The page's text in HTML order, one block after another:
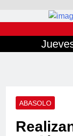
ABASOLO